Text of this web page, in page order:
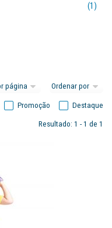
(1)
Destaque
Promoção
Resultado: 1 - 1 de 1